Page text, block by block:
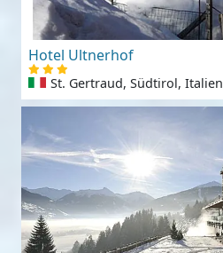
Hotel Ultnerhof
St. Gertraud, Südtirol, Italien